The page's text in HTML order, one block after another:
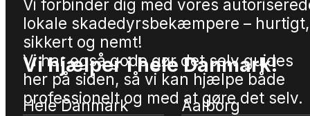
Vi forbinder dig med vores
lokale skadedyrsbekæmpere – hurtigt,
sikkert og nemt!
Vi har også gode gør det selv guides
her på siden, så vi kan hjælpe både
professionelt og med at gøre det selv.
Vi hjælper i hele Danmark!
Hele Danmark
Aalborg